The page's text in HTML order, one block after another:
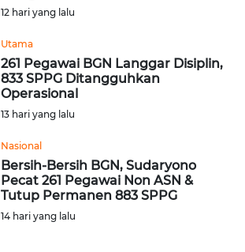
12 hari yang lalu
Utama
261 Pegawai BGN Langgar Disiplin,
833 SPPG Ditangguhkan
Operasional
13 hari yang lalu
Nasional
Bersih-Bersih BGN, Sudaryono
Pecat 261 Pegawai Non ASN &
Tutup Permanen 883 SPPG
14 hari yang lalu